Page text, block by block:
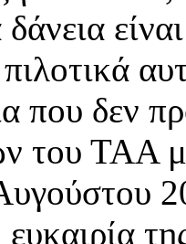
δάνεια
που δεν
του ΤΑΑ